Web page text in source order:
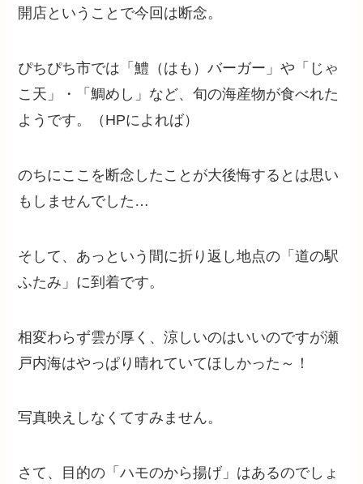
開店ということで今回は断念。
ぴちぴち市では「鱧（はも）バーガー」や「じゃ
こ天」・「鯛めし」など、旬の海産物が食べれた
ようです。（HPによれば）
のちにここを断念したことが大後悔するとは思い
もしませんでした…
そして、あっという間に折り返し地点の「道の駅
ふたみ」に到着です。
相変わらず雲が厚く、涼しいのはいいのですが瀬
戸内海はやっぱり晴れていてほしかった～！
写真映えしなくてすみません。
さて、目的の「ハモのから揚げ」はあるのでしょ